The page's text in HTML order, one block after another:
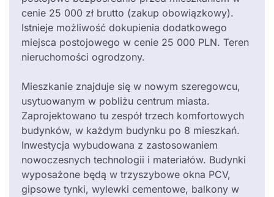
cenie 25 000 zł brutto (zakup obowiązkowy).
Istnieje możliwość dokupienia dodatkowego
miejsca postojowego w cenie 25 000 PLN. Teren
nieruchomości ogrodzony.
Mieszkanie znajduje się w nowym szeregowcu,
usytuowanym w pobliżu centrum miasta.
Zaprojektowano tu zespół trzech komfortowych
budynków, w każdym budynku po 8 mieszkań.
Inwestycja wybudowana z zastosowaniem
nowoczesnych technologii i materiałów. Budynki
wyposażone będą w trzyszybowe okna PCV,
gipsowe tynki, wylewki cementowe, balkony w